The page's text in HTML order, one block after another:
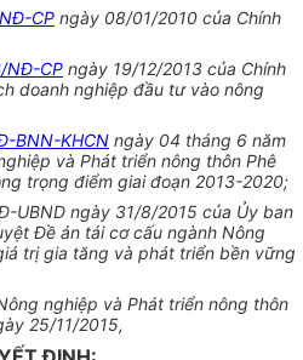
CP ngày 08/01/2010 của Chính
NĐ-CP ngày 19/12/2013 của Chính
doanh nghiệp đầu tư vào nông
BNN-KHCN ngày 04 tháng 6 năm
và Phát triển nông thôn Phê
trọng điểm giai đoạn 2013-2020;
UBND ngày 31/8/2015 của Ủy ban
Đề án tái cơ cấu ngành Nông
trị gia tăng và phát triển bền vững
nghiệp và Phát triển nông thôn
25/11/2015,